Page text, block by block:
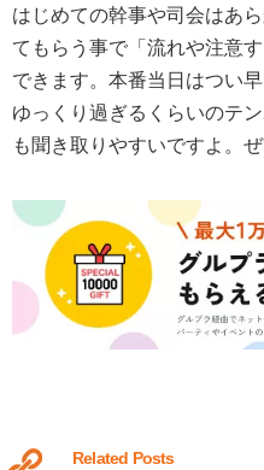
はじめての幹事や司会はあ
てもらう事で「流れや注意
できます。本番当日はつい
ゆっくり過ぎるくらいのテ
も聞き取りやすいですよ。
Related Posts